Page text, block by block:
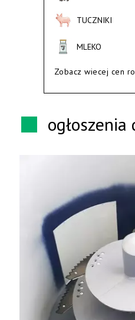
TUCZNIKI
MLEKO
Zobacz wiecej cen
ogłoszenia